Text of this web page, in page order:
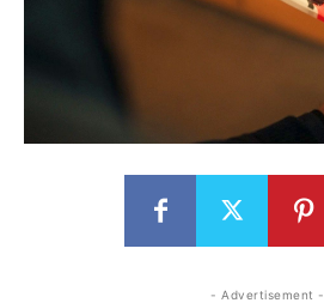
- Advertisement -